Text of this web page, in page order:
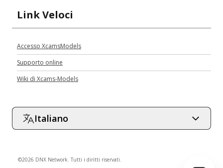
Link Veloci
Accesso XcamsModels
Supporto online
Wiki di Xcams-Models
Italiano
©2026 DNX Network. Tutti i diritti riservati.